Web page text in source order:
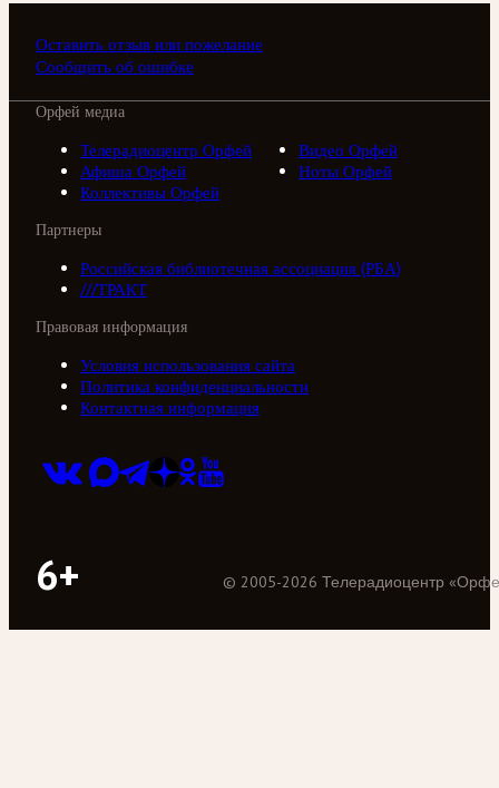
Оставить отзыв или пожелание
Сообщить об ошибке
Орфей медиа
Телерадиоцентр Орфей
Видео Орфей
Афиша Орфей
Ноты Орфей
Коллективы Орфей
Партнеры
Российская библиотечная ассоциация (РБА)
///ТРАКТ
Правовая информация
Условия использования сайта
Политика конфиденциальности
Контактная информация
6+ © 2005-2026 Телерадиоцентр